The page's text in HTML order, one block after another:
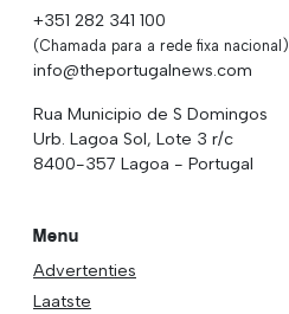
+351 282 341 100
(Chamada para a rede fixa nacional)
info@theportugalnews.com
Rua Municipio de S Domingos
Urb. Lagoa Sol, Lote 3 r/c
8400-357 Lagoa - Portugal
Menu
Advertenties
Laatste